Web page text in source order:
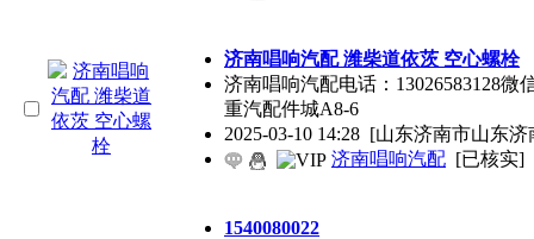
济南唱响汽配 潍柴道依茨 空心螺栓
济南唱响汽配电话：13026583128微
重汽配件城A8-6
2025-03-10 14:28 [山东济南市山东
济南唱响汽配 [已核实]
1540080022